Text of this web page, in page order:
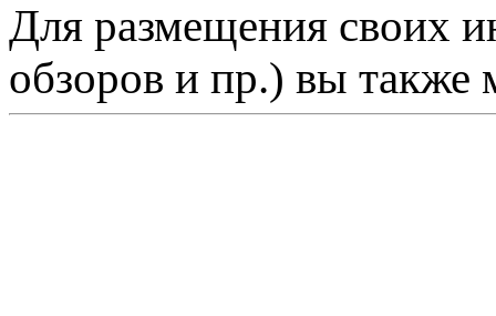
Для размещения своих
обзоров и пр.) вы также